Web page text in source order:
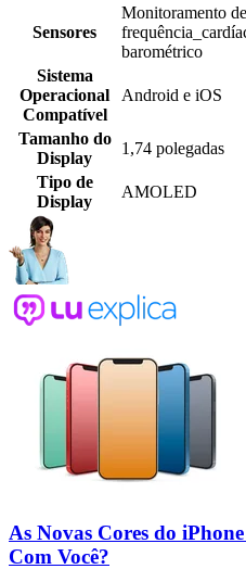
Sensores
Monitoramento
barométrico
Sistema
Operacional
Compatível
Android e iOS
Tamanho do
Display
1,74 polegadas
Tipo de
Display
AMOLED
As Novas Cores do
Com Você?